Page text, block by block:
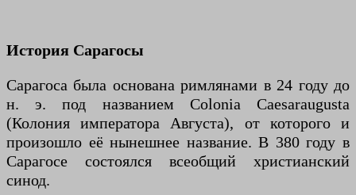
История Сарагосы
Сарагоса была основана римлянами в 24 году до
н. э. под названием Colonia Caesaraugusta
(Колония императора Августа), от которого и
произошло её нынешнее название. В 380 году в
Сарагосе состоялся всеобщий христианский
синод.